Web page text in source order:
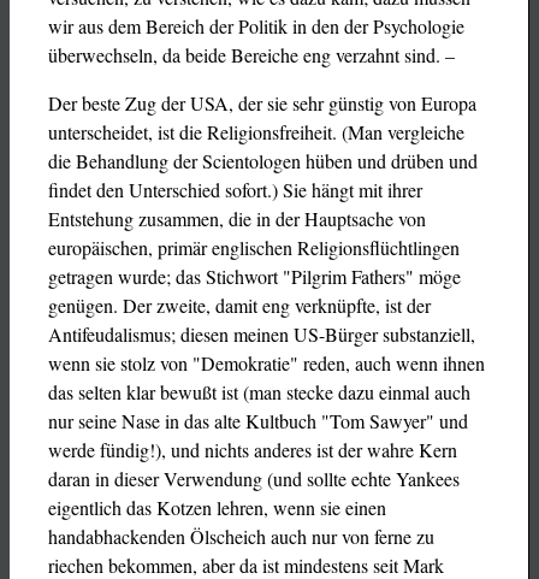
wir aus dem Bereich der Politik in den der Psychologie
überwechseln, da beide Bereiche eng verzahnt sind. –
Der beste Zug der USA, der sie sehr günstig von Europa
unterscheidet, ist die Religionsfreiheit. (Man vergleiche
die Behandlung der Scientologen hüben und drüben und
findet den Unterschied sofort.) Sie hängt mit ihrer
Entstehung zusammen, die in der Hauptsache von
europäischen, primär englischen Religionsflüchtlingen
getragen wurde; das Stichwort "Pilgrim Fathers" möge
genügen. Der zweite, damit eng verknüpfte, ist der
Antifeudalismus; diesen meinen US-Bürger substanziell,
wenn sie stolz von "Demokratie" reden, auch wenn ihnen
das selten klar bewußt ist (man stecke dazu einmal auch
nur seine Nase in das alte Kultbuch "Tom Sawyer" und
werde fündig!), und nichts anderes ist der wahre Kern
daran in dieser Verwendung (und sollte echte Yankees
eigentlich das Kotzen lehren, wenn sie einen
handabhackenden Ölscheich auch nur von ferne zu
riechen bekommen, aber da ist mindestens seit Mark